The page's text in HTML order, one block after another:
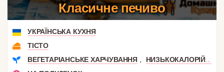
Класичне печиво
УКРАЇНСЬКА КУХНЯ
ТІСТО
ВЕГЕТАРІАНСЬКЕ ХАРЧУВАННЯ , НИЗЬКОКАЛОРІЙНІ